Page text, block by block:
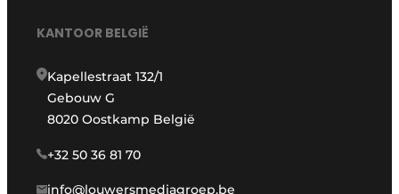
KANTOOR BELGIË
Kapellestraat 132/1
Gebouw G
8020 Oostkamp België
+32 50 36 81 70
info@louwersmediagroep.be